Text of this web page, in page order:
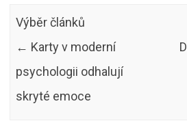
Výběr článků
← Karty v moderní
psychologii odhalují
skryté emoce